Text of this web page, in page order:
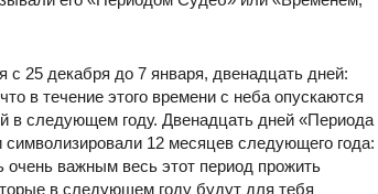
25 декабря до 7 января, двенадцать дней:
в течение этого времени с неба опускаются
в следующем году. Двенадцать дней «Периода
12 месяцев следующего года:
важным весь этот период прожить
в следующем году будут для тебя